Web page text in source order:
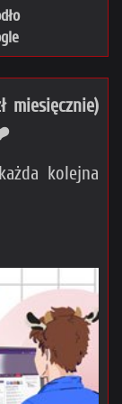
miesięcznie)
kolejna